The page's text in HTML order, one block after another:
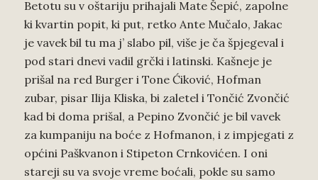
Betotu su v oštariju prihajali Mate Šepić, zapolne
ki kvartin popit, ki put, retko Ante Mučalo, Jakac
je vavek bil tu ma j’ slabo pil, više je ča špjegeval i
pod stari dnevi vadil grčki i latinski. Kašneje je
prišal na red Burger i Tone Ćiković, Hofman
zubar, pisar Ilija Kliska, bi zaletel i Tončić Zvončić
kad bi doma prišal, a Pepino Zvončić je bil vavek
za kumpaniju na boće z Hofmanon, i z impjegati z
općini Paškvanon i Stipeton Crnkovićen. I oni
stareji su va svoje vreme boćali, pokle su samo